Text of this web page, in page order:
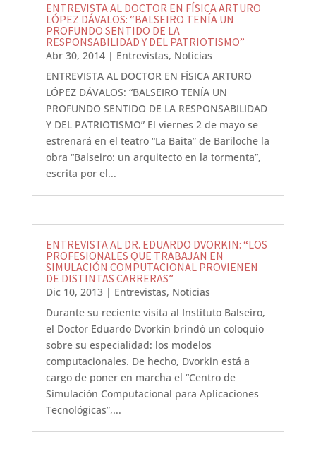
ENTREVISTA AL DOCTOR EN FÍSICA ARTURO
LÓPEZ DÁVALOS: “BALSEIRO TENÍA UN
PROFUNDO SENTIDO DE LA
RESPONSABILIDAD Y DEL PATRIOTISMO”
Abr 30, 2014| Entrevistas, Noticias
ENTREVISTA AL DOCTOR EN FÍSICA ARTURO
LÓPEZ DÁVALOS: “BALSEIRO TENÍA UN
PROFUNDO SENTIDO DE LA RESPONSABILIDAD
Y DEL PATRIOTISMO” El viernes 2 de mayo se
estrenará en el teatro “La Baita” de Bariloche la
obra “Balseiro: un arquitecto en la tormenta”,
escrita por el...
ENTREVISTA AL DR. EDUARDO DVORKIN: “LOS
PROFESIONALES QUE TRABAJAN EN
SIMULACIÓN COMPUTACIONAL PROVIENEN
DE DISTINTAS CARRERAS”
Dic 10, 2013| Entrevistas, Noticias
Durante su reciente visita al Instituto Balseiro,
el Doctor Eduardo Dvorkin brindó un coloquio
sobre su especialidad: los modelos
computacionales. De hecho, Dvorkin está a
cargo de poner en marcha el “Centro de
Simulación Computacional para Aplicaciones
Tecnológicas”,...